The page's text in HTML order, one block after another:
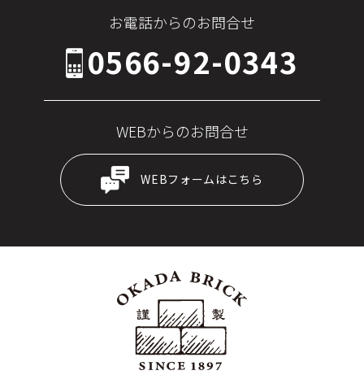
お電話からのお問合せ
0566-92-0343
WEBからのお問合せ
WEBフォームはこちら